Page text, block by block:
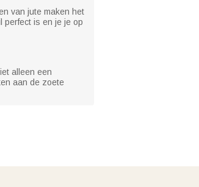
van jute maken het
perfect is en je je op
alleen een
aan de zoete